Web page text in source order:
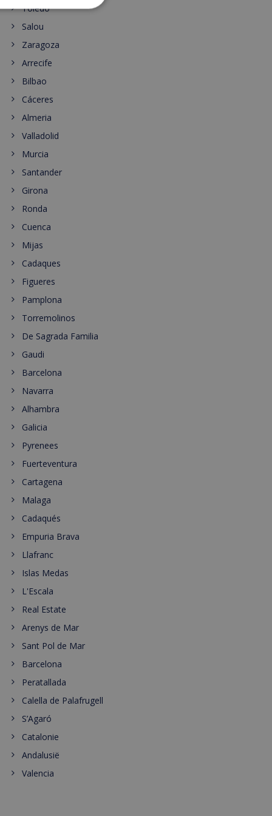
Toledo
Salou
Zaragoza
Arrecife
Bilbao
Cáceres
Almeria
Valladolid
Murcia
Santander
Girona
Ronda
Cuenca
Mijas
Cadaques
Figueres
Pamplona
Torremolinos
De Sagrada Familia
Gaudi
Barcelona
Navarra
Alhambra
Galicia
Pyrenees
Fuerteventura
Cartagena
Malaga
Cadaqués
Empuria Brava
Llafranc
Islas Medas
L'Escala
Real Estate
Arenys de Mar
Sant Pol de Mar
Barcelona
Peratallada
Calella de Palafrugell
S’Agaró
Catalonie
Andalusië
Valencia